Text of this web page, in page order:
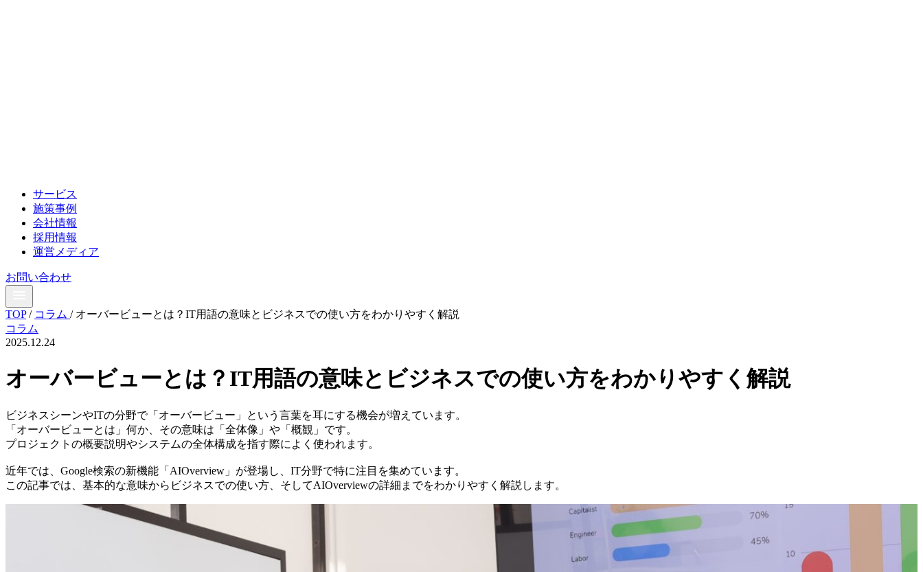
サービス
施策事例
会社情報
採用情報
運営メディア
お問い合わせ
TOP / コラム / オーバービューとは？IT用語の意味とビジネスでの使い方をわかりやすく解説
コラム
2025.12.24
オーバービューとは？IT用語の意味とビジネスでの使い方をわかりやすく解説
ビジネスシーンやITの分野で「オーバービュー」という言葉を耳にする機会が増えています。
「オーバービューとは」何か、その意味は「全体像」や「概観」です。
プロジェクトの概要説明やシステムの全体構成を指す際によく使われます。
近年では、Google検索の新機能「AIOverview」が登場し、IT分野で特に注目を集めています。
この記事では、基本的な意味からビジネスでの使い方、そしてAIOverviewの詳細までをわかりやすく解説します。